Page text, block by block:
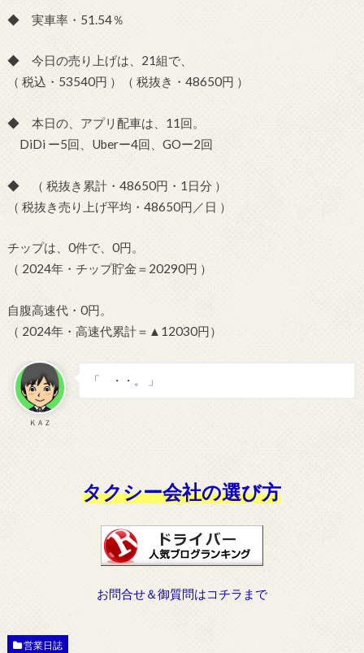
◆ 実車率・51.54％
◆ 今日の売り上げは、21組で、
（ 税込・53540円 ）（ 税抜き・48650円 ）
◆ 本日の、アプリ配車は、11回。
DiDi ー5回、Uberー4回、GOー2回
◆ （ 税抜き累計・48650円・1日分 ）
（ 税抜き売り上げ平均・48650円／日 ）
チップは、0件で、0円。
（ 2024年・チップ貯金＝20290円 ）
自腹高速代・0円。
（ 2024年・高速代累計＝▲12030円）
ＫＡＺ
「 ・・。 」
タクシー会社の選び方
お問合せ＆御質問はコチラまで
営業日誌